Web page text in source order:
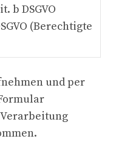
b DSGVO
(Berechtigte
und per